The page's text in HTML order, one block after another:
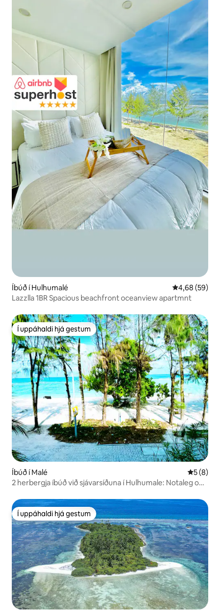
Íbúð í Hulhumalé 4,68 af 5 í
4,68 (59)
Lazzlla 1BR Spacious beachfront oceanview apartmnt
Í uppáhaldi hjá gestum
Í uppáhaldi hjá gestum
Íbúð í Malé 5 af 5 í
5 (8)
2 herbergja íbúð við sjávarsíðuna í Hulhumale: Notaleg og
Í uppáhaldi hjá gestum
Í uppáhaldi hjá gestum